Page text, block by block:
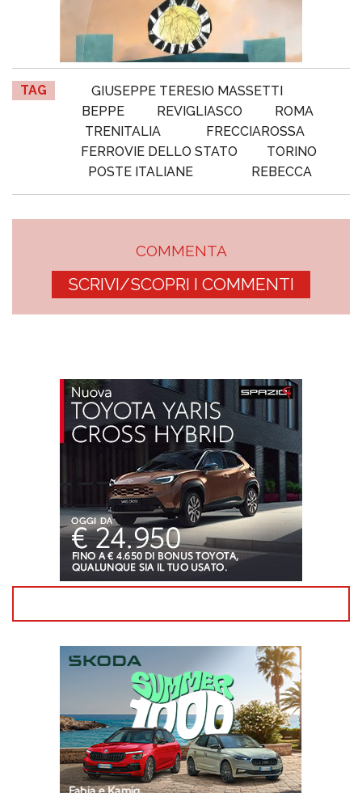
TAG
GIUSEPPE TERESIO MASSETTI
BEPPE
REVIGLIASCO
ROMA
TRENITALIA
FRECCIAROSSA
FERROVIE DELLO STATO
TORINO
POSTE ITALIANE
REBECCA
COMMENTA
SCRIVI/SCOPRI I COMMENTI